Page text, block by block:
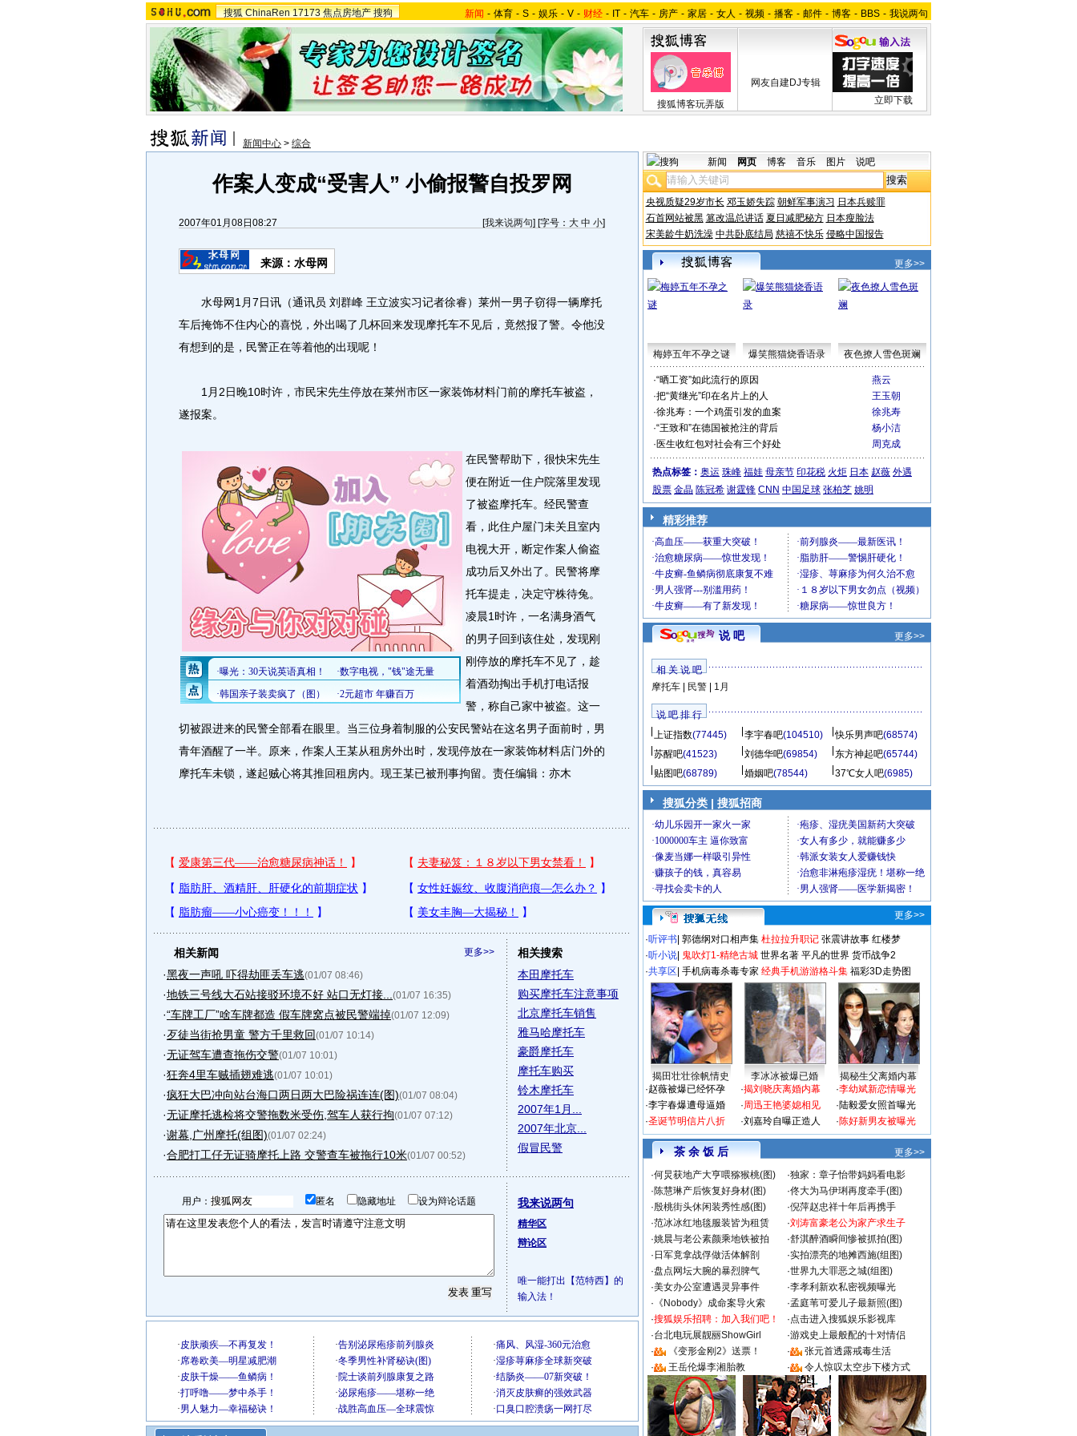
搜狐 ChinaRen 17173 焦点房地产 搜狗 新闻 - 体育 - S - 娱乐 - V - 财经 - IT - 汽车 - 房产 - 家居 - 女人 - 视频 - 播客 - 邮件 - 博客 - BBS - 我说两句
搜狐博客玩弄版
网友自建DJ专辑
立即下载
新闻中心 > 综合
作案人变成“受害人” 小偷报警自投罗网
2007年01月08日08:27 [我来说两句] [字号： 大 中 小]
来源：水母网
水母网1月7日讯（通讯员 刘群峰 王立波实习记者徐睿）莱州一男子窃得一辆摩托
车后掩饰不住内心的喜悦，外出喝了几杯回来发现摩托车不见后，竟然报了警。令他没
有想到的是，民警正在等着他的出现呢！
1月2日晚10时许，市民宋先生停放在莱州市区一家装饰材料门前的摩托车被盗，
遂报案。
在民警帮助下，很快宋先生
便在附近一住户院落里发现
了被盗摩托车。经民警查
看，此住户屋门未关且室内
电视大开，断定作案人偷盗
成功后又外出了。民警将摩
托车提走，决定守株待兔。
凌晨1时许，一名满身酒气
的男子回到该住处，发现刚
刚停放的摩托车不见了，趁
着酒劲掏出手机打电话报
警，称自己家中被盗。这一
切被跟进来的民警全部看在眼里。当三位身着制服的公安民警站在这名男子面前时，男
青年酒醒了一半。原来，作案人王某从租房外出时，发现停放在一家装饰材料店门外的
摩托车未锁，遂起贼心将其推回租房内。现王某已被刑事拘留。责任编辑：亦木
更多>>
相关新闻
·黑夜一声吼 吓得劫匪丢车逃(01/07 08:46)
·地铁三号线大石站接驳环境不好 站口无灯接... (01/07 16:35)
·“车牌工厂”啥车牌都造 假车牌窝点被民警端掉(01/07 12:09)
·歹徒当街抢男童 警方千里救回(01/07 10:14)
·无证驾车遭查拖伤交警(01/07 10:01)
·狂奔4里车贼插翅难逃(01/07 10:01)
·疯狂大巴冲向站台海口两日两大巴险祸连连(图)(01/07 08:04)
·无证摩托逃检将交警拖数米受伤,驾车人获行拘(01/07 07:12)
·谢幕,广州摩托(组图)(01/07 02:24)
·合肥打工仔无证骑摩托上路 交警查车被拖行10米(01/07 00:52)
相关搜索
本田摩托车
购买摩托车注意事项
北京摩托车销售
雅马哈摩托车
豪爵摩托车
摩托车购买
铃木摩托车
2007年1月...
2007年北京...
假冒民警
用户： 匿名 隐藏地址 设为辩论话题 我来说两句
精华区
辩论区
唯一能打出【范特西】的
输入法！
新闻 网页 博客 音乐 图片 说吧
央视质疑29岁市长 邓玉娇失踪 朝鲜军事演习 日本兵赎罪
石首网站被黑 篡改温总讲话 夏日减肥秘方 日本瘦脸法
宋美龄牛奶洗澡 中共卧底结局 慈禧不快乐 侵略中国报告
更多>>
梅婷五年不孕之谜 爆笑熊猫烧香语录 夜色撩人雪色斑斓
·“晒工资”如此流行的原因
燕云
·把“黄继光”印在名片上的人
王玉朝
·徐兆寿：一个鸡蛋引发的血案
徐兆寿
·“王致和”在德国被抢注的背后
杨小洁
· 医生收红包对社会有三个好处 周克成
热点标签： 奥运 珠峰 福娃 母亲节 印花税 火炬 日本 赵薇 外遇
股票 金晶 陈冠希 谢霆锋 CNN 中国足球 张柏芝 姚明
精彩推荐
说 吧 更多>>
相 关 说 吧
摩托车| 民警| 1月
说 吧 排 行
上证指数(77445) 李宇春吧(104510) 快乐男声吧(68574)
苏醒吧(41523) 刘德华吧(69854) 东方神起吧(65744)
贴图吧(68789) 婚姻吧(78544) 37℃女人吧(6985)
搜狐分类 | 搜狐招商
更多>>
·听评书 郭德纲对口相声集 杜拉拉升职记 张震讲故事 红楼梦
·听小说 鬼吹灯1-精绝古城 世界名著 平凡的世界 货币战争2
·共享区 手机病毒杀毒专家 经典手机游游格斗集 福彩3D走势图
揭田壮壮徐帆情史 李冰冰被爆已婚
揭秘生父离婚内幕
·赵薇被爆已经怀孕
·李宇春爆遭母逼婚
·圣诞节明信片八折
·揭刘晓庆离婚内幕
·周迅王艳婆媳相见
·刘嘉玲自曝正造人
·李幼斌新恋情曝光
·陆毅爱女照首曝光
·陈好新男友被曝光
茶 余 饭 后
更多>>
·何炅获地产大亨喂猕猴桃(图) ·独家：章子怡带妈妈看电影
·陈慧琳产后恢复好身材(图) ·佟大为马伊琍再度牵手(图)
·殷桃街头休闲装秀性感(图) ·倪萍赵忠祥十年后再携手
·范冰冰红地毯服装皆为租赁 ·刘涛富豪老公为家产求生子
·姚晨与老公素颜乘地铁被拍 ·舒淇醉酒瞬间惨被抓拍(图)
· 日军竟拿战俘做活体解剖 ·实拍漂亮的地摊西施(组图)
·盘点网坛大腕的暴烈脾气 ·世界九大罪恶之城(组图)
·美女办公室遭遇灵异事件 ·李孝利新欢私密视频曝光
· 《Nobody》成命案导火索 ·孟庭苇可爱儿子最新照(图)
·搜狐娱乐招聘：加入我们吧！ ·点击进入搜狐娱乐影视库
·台北电玩展靓丽ShowGirl ·游戏史上最般配的十对情侣
·
《变形金刚2》送票！ ·
张元首透露戒毒生活
·
王岳伦爆李湘胎教 · 令人惊叹太空步下楼方式